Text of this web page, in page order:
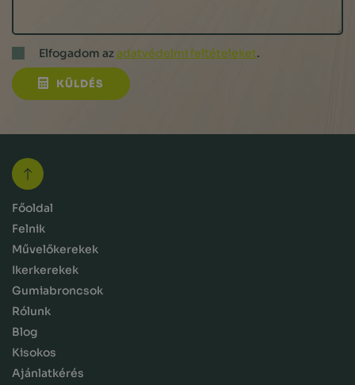
Elfogadom azadatvédelmi feltételeket.
KÜLDÉS
Főoldal
Felnik
Művelőkerekek
Ikerkerekek
Gumiabroncsok
Rólunk
Blog
Kisokos
Ajánlatkérés